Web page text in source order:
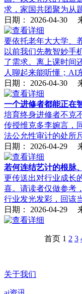
求，家国共团聚为从
日期： 2026-04-30
要依托老年大大学、
以前我们先教智妙手
了需求。离上课时间
人聊起来能听懂；AI
日期： 2026-04-30
一个进修者都能正在
培育终身进修者不克
传授维克多李婉言，
法公允性审计的处所
日期： 2026-04-29
若何连结艺计的根脉
更传送出对行业成长
喜。请读者仅做参考
行业发光发彩，回该
日期： 2026-04-29
首页 1 2 3
关于我们